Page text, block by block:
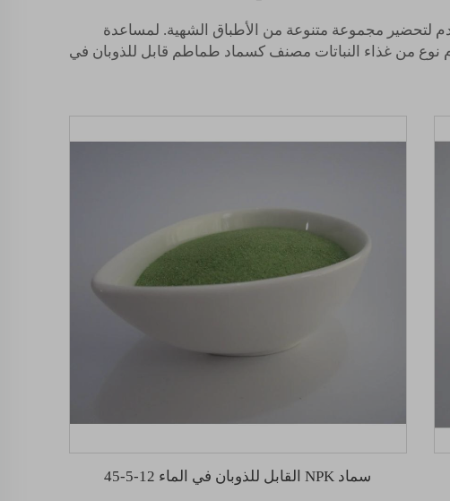
لتحضير مجموعة متنوعة من الأطباق الشهية. لمساعدة
نوع من غذاء النباتات مصنف كسماد طماطم قابل للذوبان في
سماد NPK القابل للذوبان في الماء 12-5-45